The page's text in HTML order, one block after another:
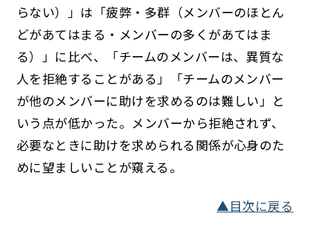
らない）」は「疲弊・多群（メンバーのほとん
どがあてはまる・メンバーの多くがあてはま
る）」に比べ、「チームのメンバーは、異質な
人を拒絶することがある」「チームのメンバー
が他のメンバーに助けを求めるのは難しい」と
いう点が低かった。メンバーから拒絶されず、
必要なときに助けを求められる関係が心身のた
めに望ましいことが窺える。
▲目次に戻る